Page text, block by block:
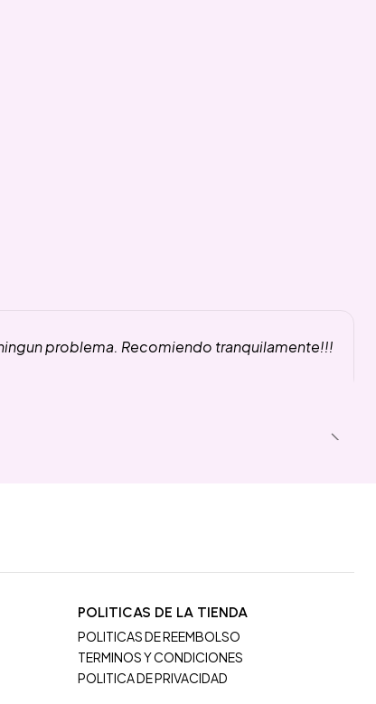
problema. Recomiendo tranquilamente!!!
POLITICAS DE LA TIENDA
POLITICAS DE REEMBOLSO
TERMINOS Y CONDICIONES
POLITICA DE PRIVACIDAD